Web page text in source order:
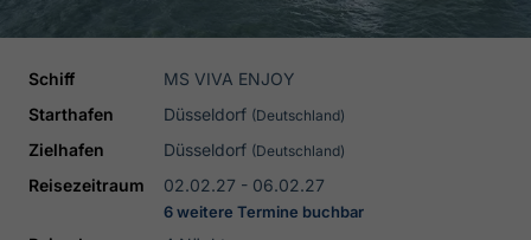
Schiff
MS VIVA ENJOY
Starthafen
Düsseldorf (Deutschland)
Zielhafen Düsseldorf (Deutschland)
Reisezeitraum 02.02.27 - 06.02.27
6 weitere Termine buchbar